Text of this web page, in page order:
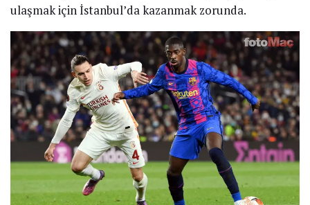
ulaşmak için İstanbul’da kazanmak zorunda.